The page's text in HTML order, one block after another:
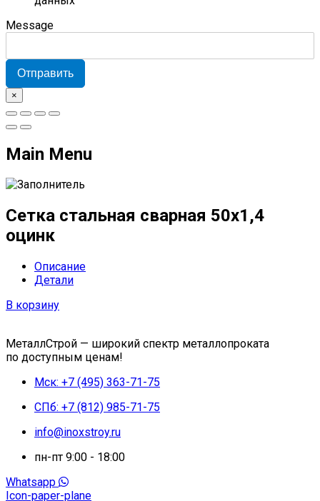
Message
Отправить
×
Main Menu
Сетка стальная сварная 50x1,4
оцинк
Описание
Детали
В корзину
МеталлСтрой — широкий спектр металлопроката
по доступным ценам!
Мск: +7 (495) 363-71-75
СПб: +7 (812) 985-71-75
info@inoxstroy.ru
пн-пт 9:00 - 18:00
Whatsapp
Icon-paper-plane